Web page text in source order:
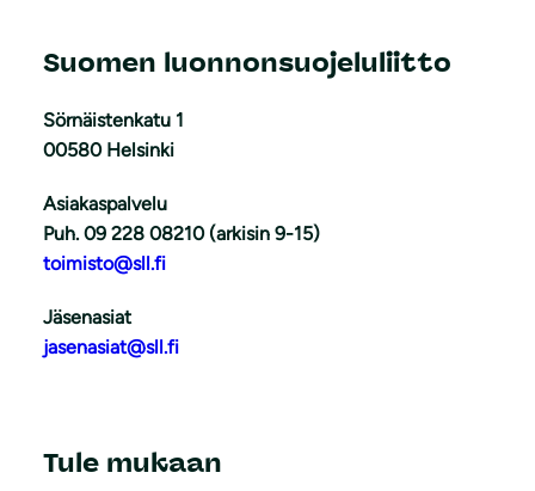
Suomen luonnonsuojeluliitto
Sörnäistenkatu 1
00580 Helsinki
Asiakaspalvelu
Puh. 09 228 08210 (arkisin 9-15)
toimisto@sll.fi
Jäsenasiat
jasenasiat@sll.fi
Tule mukaan